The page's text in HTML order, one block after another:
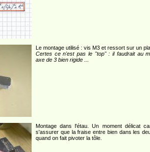
Le montage utilisé : vis M3 et ressort sur un
Certes ce n'est pas le "top" : il faudrait au
axe de 3 bien rigide ...
Montage dans l'étau. Un moment délicat
s'assurer que la fraise entre bien dans les
quand on fait pivoter la tôle.